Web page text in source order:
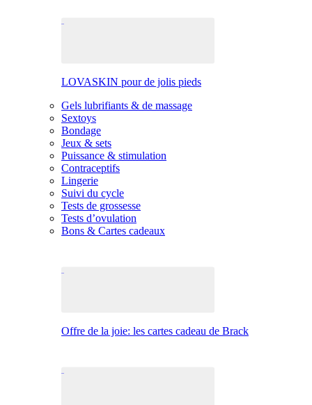
LOVASKIN pour de jolis pieds
Gels lubrifiants & de massage
Sextoys
Bondage
Jeux & sets
Puissance & stimulation
Contraceptifs
Lingerie
Suivi du cycle
Tests de grossesse
Tests d’ovulation
Bons & Cartes cadeaux
Offre de la joie: les cartes cadeau de Brack